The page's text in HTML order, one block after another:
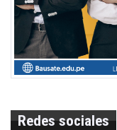
Redes sociales